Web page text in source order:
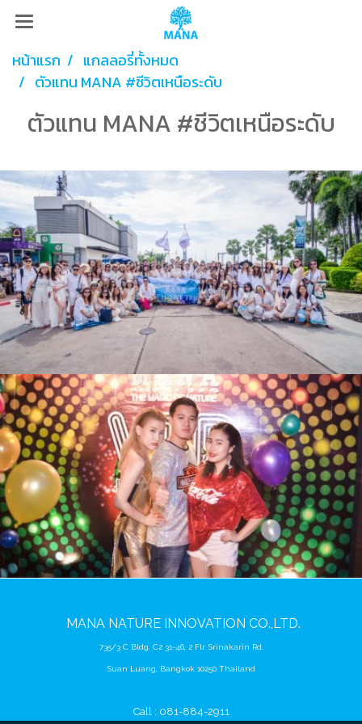
หน้าแรก
แกลลอรี่ทั้งหมด
ตัวแทน MANA #ชีวิตเหนือระดับ
ตัวแทน MANA #ชีวิตเหนือระดับ
MANA NATURE INNOVATION CO.,LTD.
735/3 C Bldg. C2 31-46, 2 Flr. Srinakarin Rd.
Suan Luang, Bangkok 10250 Thailand
Call : 081-884-2911